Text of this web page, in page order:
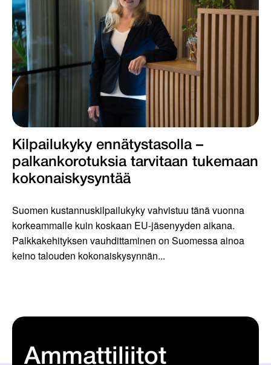
Kilpailukyky ennätystasolla –
palkankorotuksia tarvitaan tukemaan
kokonaiskysyntää
Suomen kustannuskilpailukyky vahvistuu tänä vuonna
korkeammalle kuin koskaan EU-jäsenyyden aikana.
Palkkakehityksen vauhdittaminen on Suomessa ainoa
keino talouden kokonaiskysynnän...
Ammattiliitot